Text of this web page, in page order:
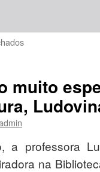
em
PARA
PREENCHIMENTO
DE
TRABALHO
muito
a professora
na